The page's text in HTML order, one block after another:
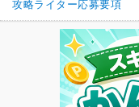
攻略ライター応募要項